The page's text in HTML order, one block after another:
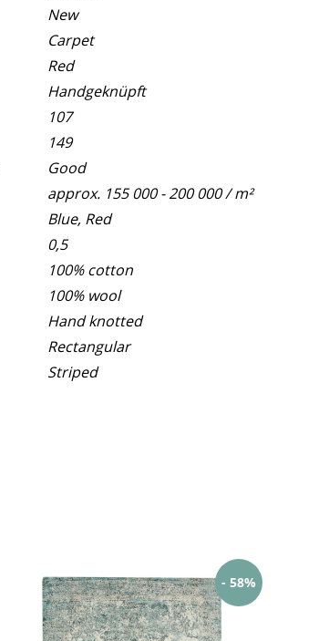
New
Carpet
Red
Handgeknüpft
107
149
Good
approx. 155 000 - 200 000 / m²
Blue, Red
0,5
100% cotton
100% wool
Hand knotted
Rectangular
Striped
- 58%